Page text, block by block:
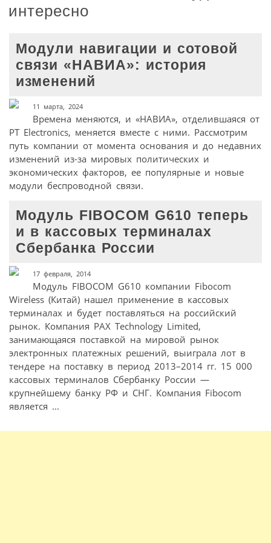
интересно
Модули навигации и сотовой
связи «НАВИА»: история
изменений
11 марта, 2024
Времена меняются, и «НАВИА», отделившаяся от
PT Electronics, меняется вместе с ними. Рассмотрим
путь компании от момента основания и до недавних
изменений из-за мировых политических и
экономических факторов, ее популярные и новые
модули беспроводной связи.
Модуль FIBOCOM G610 теперь
и в кассовых терминалах
Сбербанка России
17 февраля, 2014
Модуль FIBOCOM G610 компании Fibocom
Wireless (Китай) нашел применение в кассовых
терминалах и будет поставляться на российский
рынок. Компания PAX Technology Limited,
занимающаяся поставкой на мировой рынок
электронных платежных решений, выиграла лот в
тендере на поставку в период 2013–2014 гг. 15 000
кассовых терминалов Сбербанку России —
крупнейшему банку РФ и СНГ. Компания Fibocom
является ...